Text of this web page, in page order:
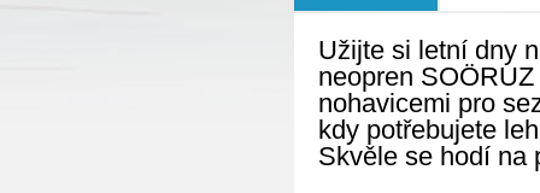
Užijte si letní dny
neopren
nohavicemi pro
kdy potřebujete
Skvěle se hodí na